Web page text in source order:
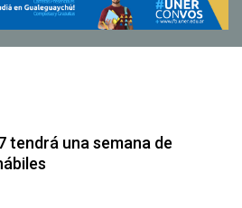
tendrá una semana de